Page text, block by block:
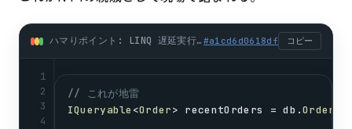
ハマりポイント: LINQ 遅延実行と「複数列挙」の罠 (csharp) #a1cd6d0618df コピー
1
2
3
4
// これが地雷
IQueryable <Order> recentOrders = db .Orders